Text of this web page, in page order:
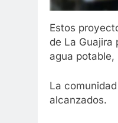
Estos
de La Guajira
agua potable,
La
alcanzados.